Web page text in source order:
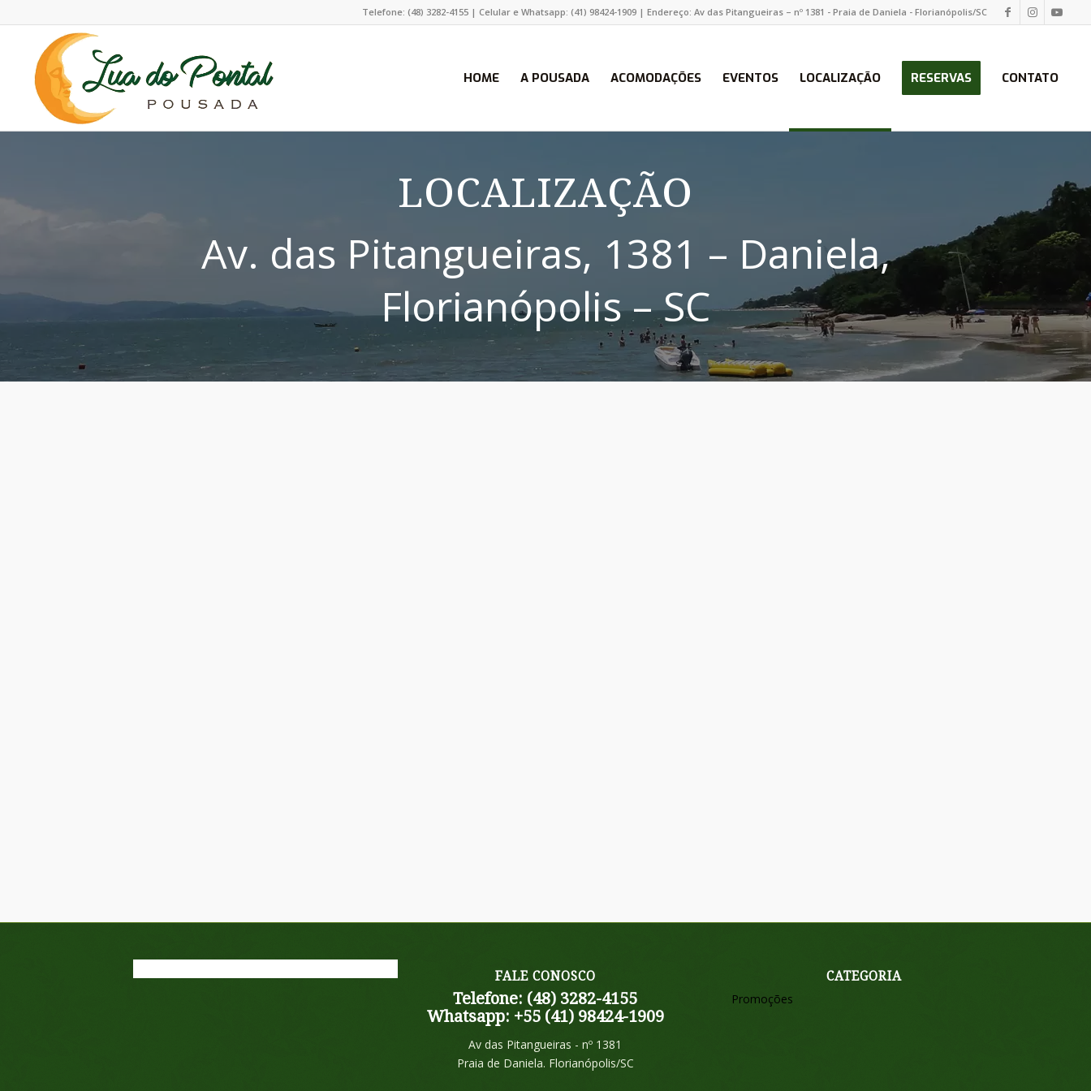
Telefone: (48) 3282-4155 | Celular e Whatsapp: (41) 98424-1909 | Endereço: Av das Pitangueiras – nº 1381 - Praia de Daniela - Florianópolis/SC
HOME A POUSADA ACOMODAÇÕES EVENTOS LOCALIZAÇÃO RESERVAS CONTATO
LOCALIZAÇÃO
Av. das Pitangueiras, 1381 – Daniela,
Florianópolis – SC
FALE CONOSCO
Telefone: (48) 3282-4155
Whatsapp: +55 (41) 98424-1909
Av das Pitangueiras - nº 1381
Praia de Daniela. Florianópolis/SC
CATEGORIA
Promoções